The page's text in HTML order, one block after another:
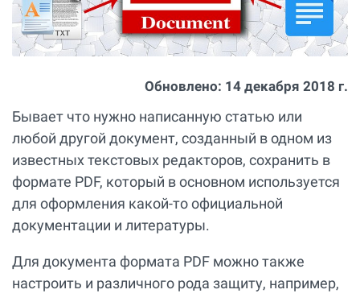
Обновлено: 14 декабря 2018 г.
Бывает что нужно написанную статью или
любой другой документ, созданный в одном из
известных текстовых редакторов, сохранить в
формате PDF, который в основном используется
для оформления какой-то официальной
документации и литературы.
Для документа формата PDF можно также
настроить и различного рода защиту, например,